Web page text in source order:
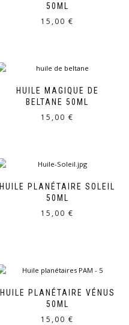
50ML
15,00 €
HUILE MAGIQUE DE
BELTANE 50ML
15,00 €
HUILE PLANÉTAIRE SOLEIL
50ML
15,00 €
HUILE PLANÉTAIRE VÉNUS
50ML
15,00 €